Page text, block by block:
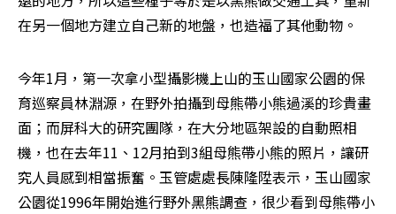
在另一個地方建立自己新的地盤，也造福了其他動物。
今年1月，第一次拿小型攝影機上山的玉山國家公園的保
育巡察員林淵源，在野外拍攝到母熊帶小熊過溪的珍貴畫
面；而屏科大的研究團隊，在大分地區架設的自動照相
機，也在去年11、12月拍到3組母熊帶小熊的照片，讓研
究人員感到相當振奮。玉管處處長陳隆陞表示，玉山國家
公園從1996年開始進行野外黑熊調查，很少看到母熊帶小